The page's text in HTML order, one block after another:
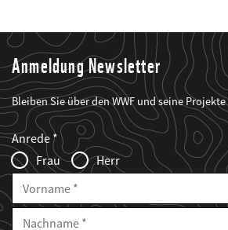
Anmeldung Newsletter
Bleiben Sie über den WWF und seine
Web2Case
Infofelder
Fieldset
anrede_name
Anrede
Frau
Herr
Vorname
Nachname